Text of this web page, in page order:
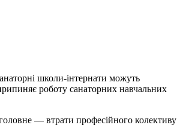
школи-інтернати можуть
роботу санаторних навчальних
— втрати професійного колективу